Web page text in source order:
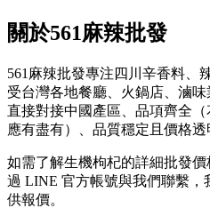
關於561麻辣批發
561麻辣批發專注四川辛香料、
受台灣各地餐廳、火鍋店、滷
直接對接中國產區、品項齊全
應有盡有）、品質穩定且價格透
如需了解生機枸杞的詳細批發
過 LINE 官方帳號與我們聯繫，
供報價。